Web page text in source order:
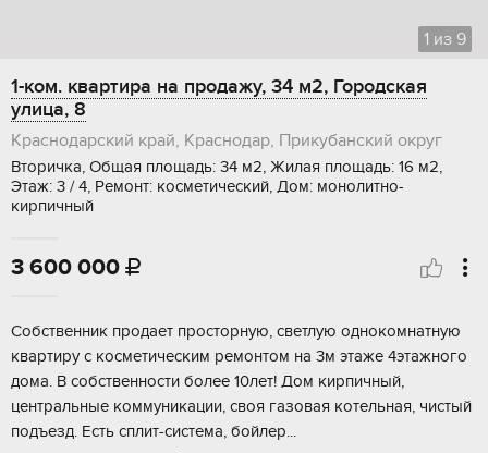
1 из 9
1-ком. квартира на продажу, 34 м2, Городская
улица, 8
Краснодарский край, Краснодар, Прикубанский округ
Вторичка, Общая площадь: 34 м2, Жилая площадь: 16 м2,
Этаж: 3 / 4, Ремонт: косметический, Дом: монолитно-
кирпичный
3 600 000 
Собственник продает просторную, светлую однокомнатную
квартиру с косметическим ремонтом на 3м этаже 4этажного
дома. В собственности более 10лет! Дом кирпичный,
центральные коммуникации, своя газовая котельная, чистый
подъезд. Есть сплит-система, бойлер...